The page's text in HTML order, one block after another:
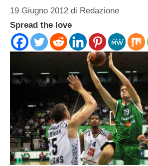
19 Giugno 2012 di Redazione
Spread the love